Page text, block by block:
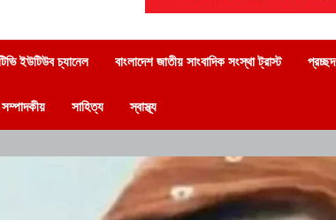
ইউটিউব চ্যানেল বাংলাদেশ জাতীয় সাংবাদিক সংস্থা ট্রাস্ট প্রচ্ছদ
সম্পাদকীয় সাহিত্য স্বাস্থ্য